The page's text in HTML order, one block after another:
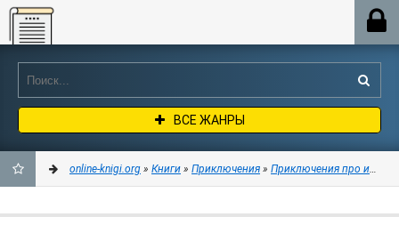
Online-knigi.org
ВСЕ ЖАНРЫ
online-knigi.org » Книги » Приключения » Приключения про